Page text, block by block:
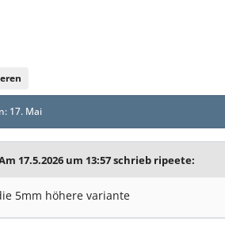
17. Mai
17.5.2026 um 13:57 schrieb ripeete:
5mm höhere variante